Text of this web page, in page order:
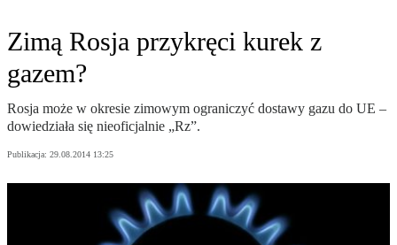
Zimą Rosja przykręci kurek z
gazem?
Rosja może w okresie zimowym ograniczyć dostawy gazu do UE –
dowiedziała się nieoficjalnie „Rz”.
Publikacja: 29.08.2014 13:25